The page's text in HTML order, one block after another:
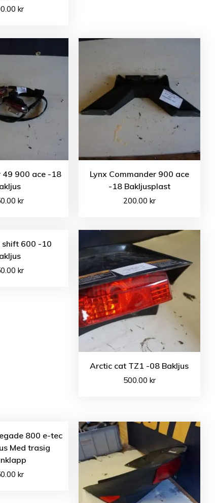
kr
49 900 ace -18
kr
Lynx Commander 900 ace
-18 Bakljusplast
200.00 kr
shift 600 -10
kr
Arctic cat TZ1 -08 Bakljus
500.00 kr
800 e-tec
Med trasig
kr